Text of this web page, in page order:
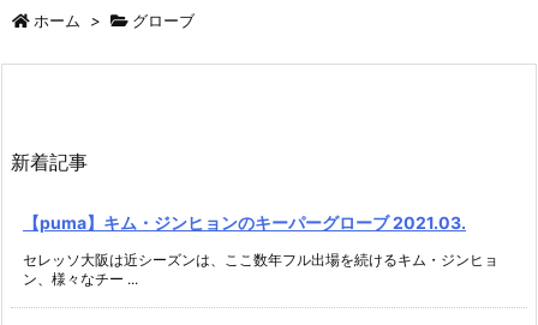
ホーム > グローブ
新着記事
【puma】キム・ジンヒョンのキーパーグローブ 2021.03.
セレッソ大阪は近シーズンは、ここ数年フル出場を続けるキム・ジンヒョ
ン、様々なチー ...